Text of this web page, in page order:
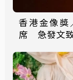
香港金像獎
席 急發文